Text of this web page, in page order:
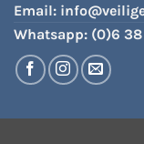
Email:
Whatsapp: (0)6 38